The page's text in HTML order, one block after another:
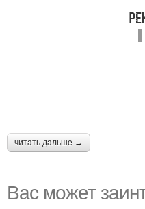
читать дальше →
Вас может